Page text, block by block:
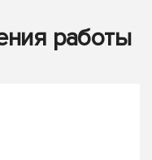
работы